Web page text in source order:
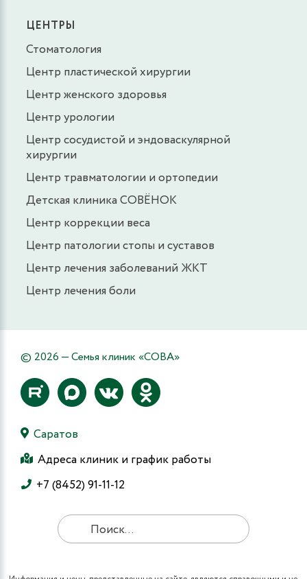
ЦЕНТРЫ
Стоматология
Центр пластической хирургии
Центр женского здоровья
Центр урологии
Центр сосудистой и эндоваскулярной
хирургии
Центр травматологии и ортопедии
Детская клиника СОВЁНОК
Центр коррекции веса
Центр патологии стопы и суставов
Центр лечения заболеваний ЖКТ
Центр лечения боли
© 2026 — Семья клиник «СОВА»
Саратов
Адреса клиник и график работы
+7 (8452) 91-11-12